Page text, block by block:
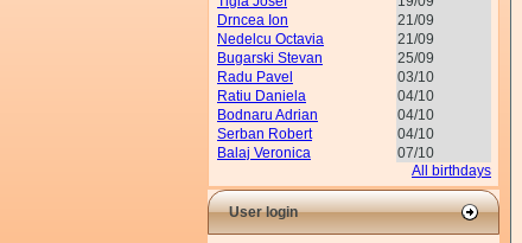
Drncea Ion
21/09
Nedelcu Octavia
21/09
Bugarski Stevan
25/09
Radu Pavel
03/10
Ratiu Daniela
04/10
Bodnaru Adrian
04/10
Serban Robert
04/10
Balaj Veronica
07/10
All birthdays
User login